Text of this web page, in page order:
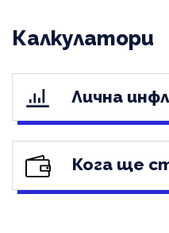
Калкулатори
Лична
Кога ще